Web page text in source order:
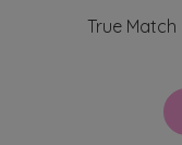
True Match